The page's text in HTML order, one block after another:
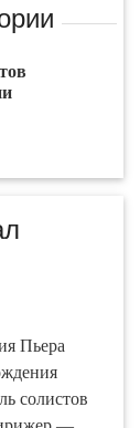
Пьера
солистов
—